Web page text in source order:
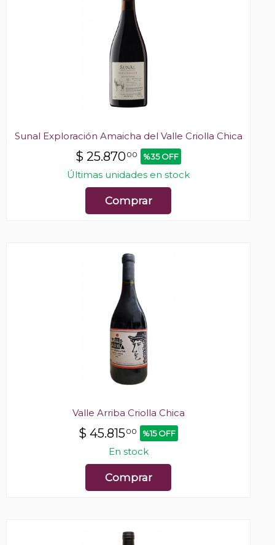
Sunal Exploración Amaicha del Valle Criolla Chica
$ 25.87000 %35 OFF
Últimas unidades en stock
Comprar
Valle Arriba Criolla Chica
$ 45.81500 %15 OFF
En stock
Comprar